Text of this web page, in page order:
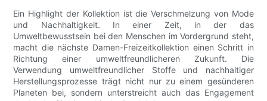
Ein Highlight der Kollektion ist die Verschmelzung von Mode
und Nachhaltigkeit. In einer Zeit, in der das
Umweltbewusstsein bei den Menschen im Vordergrund steht,
macht die nächste Damen-Freizeitkollektion einen Schritt in
Richtung einer umweltfreundlicheren Zukunft. Die
Verwendung umweltfreundlicher Stoffe und nachhaltiger
Herstellungsprozesse trägt nicht nur zu einem gesünderen
Planeten bei, sondern unterstreicht auch das Engagement